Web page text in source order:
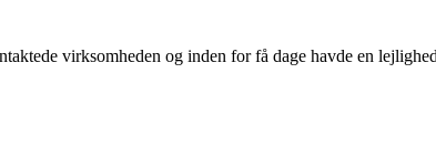
virksomheden og inden for få dage havde en